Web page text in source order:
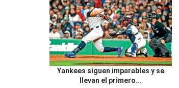
Yankees siguen imparables y se
llevan el primero...